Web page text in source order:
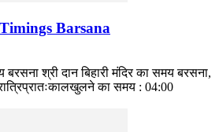
Barsana
बरसना श्री दान बिहारी मंदिर का समय बरसना,
का समय : 04:00